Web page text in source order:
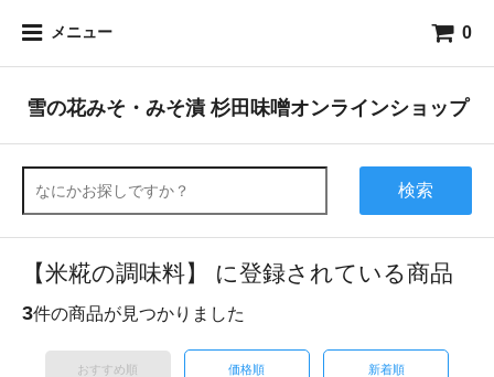
メニュー 0
雪の花みそ・みそ漬 杉田味噌オンラインショップ
検索
【米糀の調味料】 に登録されている商品
3件の商品が見つかりました
おすすめ順 価格順 新着順